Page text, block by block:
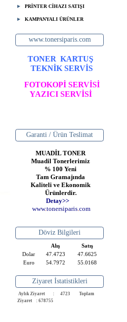
PRİNTER CİHAZI SATIŞI
KAMPANYALI ÜRÜNLER
www.tonersiparis.com
TONER KARTUŞ
TEKNİK SERVİS
FOTOKOPİ SERVİSİ
YAZICI SERVİSİ
Garanti / Ürün Teslimat
MUADİL TONER
Muadil Tonerlerimiz
% 100 Yeni
Tam Gramajında
Kaliteli ve Ekonomik
Ürünlerdir.
Detay>>
www.tonersiparis.com
Döviz Bilgileri
Alış
Satış
Dolar
47.4723
47.6625
Euro
54.7972 55.0168
Ziyaret İstatistikleri
Aylık Ziyaret : 4723
Toplam
Ziyaret : 678755